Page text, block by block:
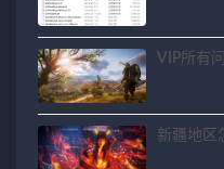
VIP所有
新疆地区